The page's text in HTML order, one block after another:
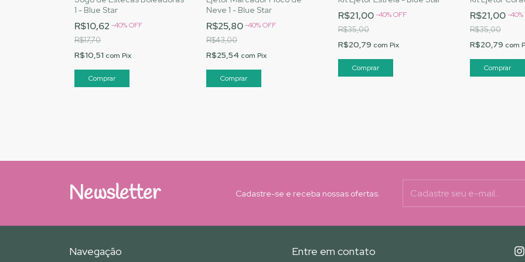
1 - Blue Star
R$10,62 -40%OFF
R$17,70
R$10,51 com Pix
Neve 1 - Blue Star
R$25,80-40%OFF
R$43,00
R$25,54 com Pix
R$21,00-40%OFF
R$35,00
R$20,79 com Pix
R$21,00-40%
R$35,00
R$20,79 com
Newsletter Cadastre-se e receba nossas ofertas.
Navegação Entre em contato